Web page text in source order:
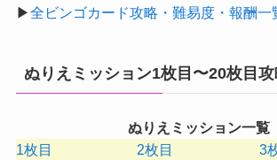
▶全ビンゴカード攻略・難易度・報酬一
ぬりえミッション1枚目〜20枚目
ぬりえミッション一覧
1枚目
2枚目
3